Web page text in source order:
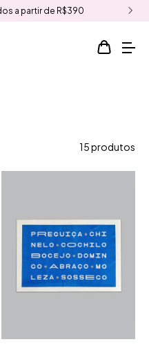
o BRASIL
15 produtos